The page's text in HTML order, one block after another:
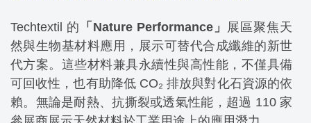
Techtextil 的 「Nature Performance」 展區聚焦天
然與生物基材料應用，展示可替代合成纖維的新世
代方案。這些材料兼具永續性與高性能，不僅具備
可回收性，也有助降低 CO₂ 排放與對化石資源的依
賴。無論是耐熱、抗撕裂或透氣性能，超過 110 家